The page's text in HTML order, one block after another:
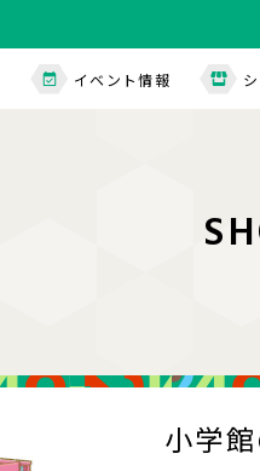
イベント情報
SH
小学